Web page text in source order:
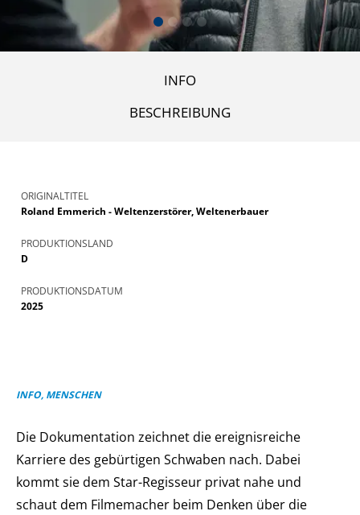
INFO
BESCHREIBUNG
ORIGINALTITEL
Roland Emmerich - Weltenzerstörer, Weltenerbauer
PRODUKTIONSLAND
D
PRODUKTIONSDATUM
2025
INFO, MENSCHEN
Die Dokumentation zeichnet die ereignisreiche
Karriere des gebürtigen Schwaben nach. Dabei
kommt sie dem Star-Regisseur privat nahe und
schaut dem Filmemacher beim Denken über die